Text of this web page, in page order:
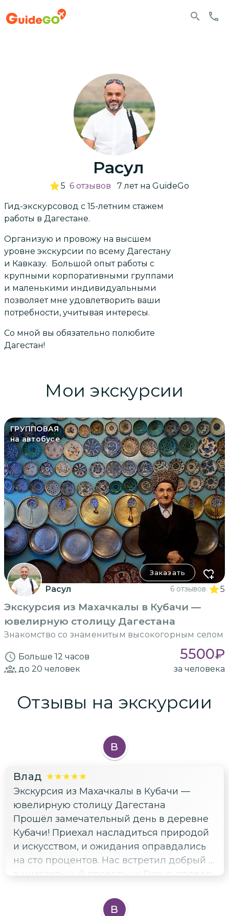
Расул
5 6 отзывов 7 летна GuideGo
Гид-экскурсовод с 15-летним стажем
работы в Дагестане.
Организую и провожу на высшем
уровне экскурсии по всему Дагестану
и Кавказу. Большой опыт работы с
крупными корпоративными группами
и маленькими индивидуальными
позволяет мне удовлетворить ваши
потребности, учитывая интересы.
Со мной вы обязательно полюбите
Дагестан!
Мои экскурсии
ГРУППОВАЯ
на автобусе
Заказать
Расул 6 отзывов 5
Экскурсия из Махачкалы в Кубачи —
ювелирную столицу Дагестана
Знакомство со знаменитым высокогорным селом
Больше 12 часов 5500₽
до 20 человек за человека
Отзывы на экскурсии
В
Влад
Экскурсия из Махачкалы в Кубачи —
ювелирную столицу Дагестана
Прошёл замечательный день в деревне
Кубачи! Приехал насладиться природой
и искусством, и ожидания оправдались
на сто процентов. Нас встретил добрый и
внимательный проводник Расул, провёл
Осмотрели несколько музеев, побывали
В